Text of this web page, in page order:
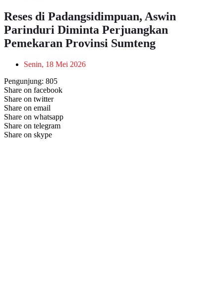
Reses di Padangsidimpuan, Aswin
Parinduri Diminta Perjuangkan
Pemekaran Provinsi Sumteng
Senin, 18 Mei 2026
Pengunjung: 805
Share on facebook
Share on twitter
Share on email
Share on whatsapp
Share on telegram
Share on skype